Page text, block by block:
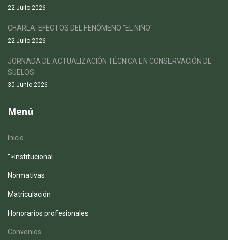
22 Julio 2026
CHARLA: EFECTOS DEL FENÓMENO "EL NIÑO"
22 Julio 2026
JORNADA DE ACTUALIZACIÓN TÉCNICA EN CONSERVACIÓN DE
SUELOS
30 Junio 2026
Menú
Inicio
"> Institucional
Normativas
Matriculación
Honorarios profesionales
Convenios